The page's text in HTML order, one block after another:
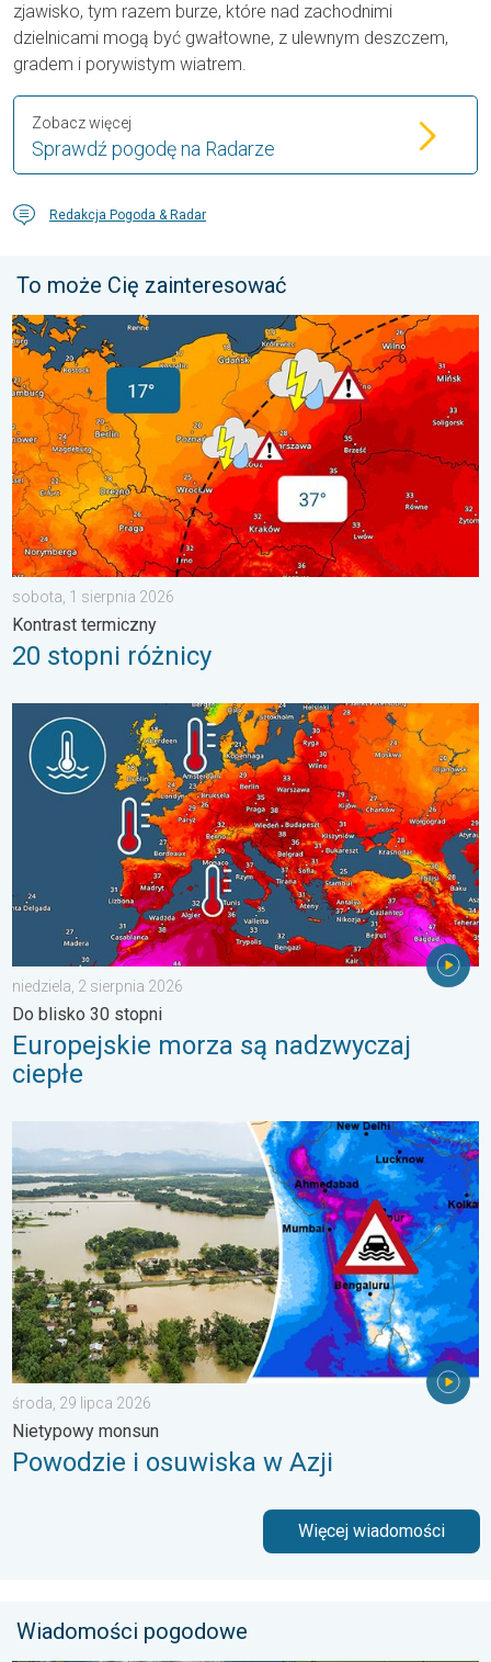
zjawisko, tym razem burze, które nad zachodnimi
dzielnicami mogą być gwałtowne, z ulewnym deszczem,
gradem i porywistym wiatrem.
Sprawdź pogodę na Radarze
Zobacz więcej
Redakcja Pogoda & Radar
To może Cię zainteresować
20 stopni różnicy. Kontrast termiczny. . . sobota, 1 sierpnia
sobota, 1 sierpnia 2026
Kontrast termiczny
20 stopni różnicy
Europejskie morza są nadzwyczaj ciepłe. Do blisko 30
niedziela, 2 sierpnia 2026
Do blisko 30 stopni
Europejskie morza są nadzwyczaj
ciepłe
Powodzie i osuwiska w Azji. Nietypowy monsun. . . środa, 29
środa, 29 lipca 2026
Nietypowy monsun
Powodzie i osuwiska w Azji
Więcej wiadomości
Wiadomości pogodowe